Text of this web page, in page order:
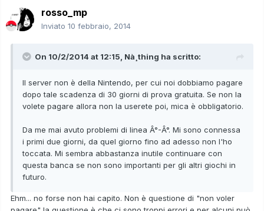
rosso_mp
Inviato 10 febbraio, 2014
On 10/2/2014 at 12:15, Nà¸thing ha scritto:
Il server non è della Nintendo, per cui noi dobbiamo pagare
dopo tale scadenza di 30 giorni di prova gratuita. Se non la
volete pagare allora non la userete poi, mica è obbligatorio.
Da me mai avuto problemi di linea Â°-Â°. Mi sono connessa
i primi due giorni, da quel giorno fino ad adesso non l'ho
toccata. Mi sembra abbastanza inutile continuare con
questa banca se non sono importanti per gli altri giochi in
futuro.
Ehm... no forse non hai capito. Non è questione di "non voler